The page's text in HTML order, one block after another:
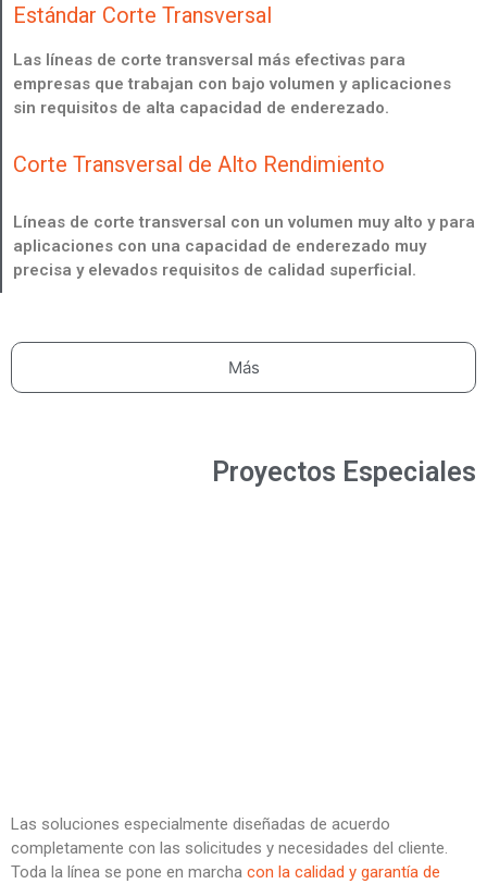
Estándar Corte Transversal
Las líneas de corte transversal más efectivas para
empresas que trabajan con bajo volumen y aplicaciones
sin requisitos de alta capacidad de enderezado.
Corte Transversal de Alto Rendimiento
Líneas de corte transversal con un volumen muy alto y para
aplicaciones con una capacidad de enderezado muy
precisa y elevados requisitos de calidad superficial.
Más
Proyectos Especiales
Las soluciones especialmente diseñadas de acuerdo
completamente con las solicitudes y necesidades del cliente.
Toda la línea se pone en marcha con la calidad y garantía de